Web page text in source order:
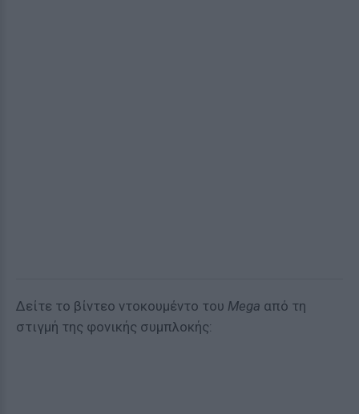
Δείτε το βίντεο ντοκουμέντο του Mega από τη
στιγμή της φονικής συμπλοκής: